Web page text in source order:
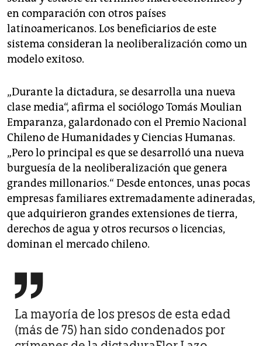
en comparación con otros países
latinoamericanos. Los beneficiarios de este
sistema consideran la neoliberalización como un
modelo exitoso.
„Durante la dictadura, se desarrolla una nueva
clase media“, afirma el sociólogo Tomás Moulian
Emparanza, galardonado con el Premio Nacional
Chileno de Humanidades y Ciencias Humanas.
„Pero lo principal es que se desarrolló una nueva
burguesía de la neoliberalización que genera
grandes millonarios.“ Desde entonces, unas pocas
empresas familiares extremadamente adineradas,
que adquirieron grandes extensiones de tierra,
derechos de agua y otros recursos o licencias,
dominan el mercado chileno.

La mayoría de los presos de esta edad
(más de 75) han sido condenados por